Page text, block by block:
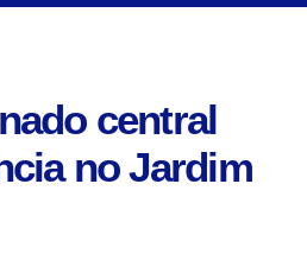
central
no Jardim